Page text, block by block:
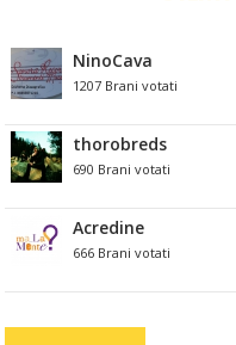
NinoCava
1207 Brani votati
thorobreds
690 Brani votati
Acredine
666 Brani votati